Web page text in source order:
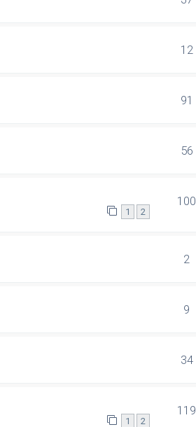
12
91
56
1 2
100
2
9
34
1 2
119